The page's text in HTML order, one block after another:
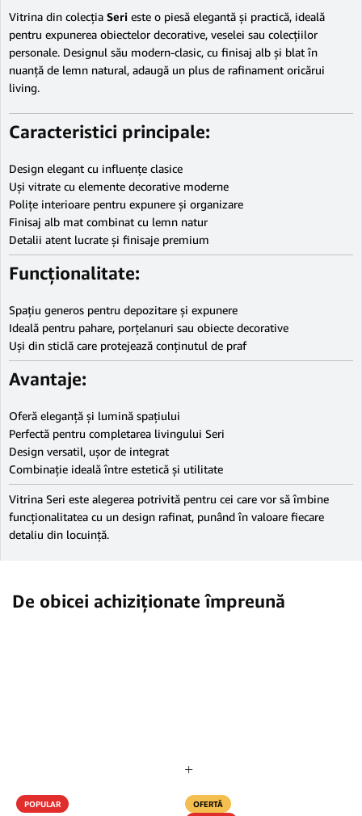
Vitrina din colecția Seri este o piesă elegantă și practică, ideală
pentru expunerea obiectelor decorative, veselei sau colecțiilor
personale. Designul său modern-clasic, cu finisaj alb și blat în
nuanță de lemn natural, adaugă un plus de rafinament oricărui
living.
Caracteristici principale:
Design elegant cu influențe clasice
Uși vitrate cu elemente decorative moderne
Polițe interioare pentru expunere și organizare
Finisaj alb mat combinat cu lemn natur
Detalii atent lucrate și finisaje premium
Funcționalitate:
Spațiu generos pentru depozitare și expunere
Ideală pentru pahare, porțelanuri sau obiecte decorative
Uși din sticlă care protejează conținutul de praf
Avantaje:
Oferă eleganță și lumină spațiului
Perfectă pentru completarea livingului Seri
Design versatil, ușor de integrat
Combinație ideală între estetică și utilitate
Vitrina Seri este alegerea potrivită pentru cei care vor să îmbine
funcționalitatea cu un design rafinat, punând în valoare fiecare
detaliu din locuință.
De obicei achiziționate împreună
POPULAR
OFERTĂ